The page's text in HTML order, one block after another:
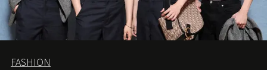
FASHION